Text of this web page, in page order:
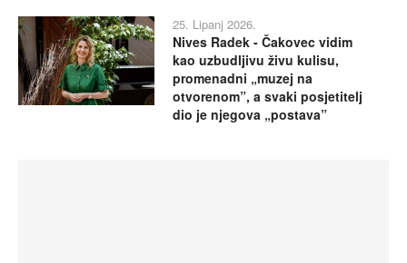
25. Lipanj 2026.
Nives Radek - Čakovec vidim
kao uzbudljivu živu kulisu,
promenadni „muzej na
otvorenom”, a svaki posjetitelj
dio je njegova „postava”